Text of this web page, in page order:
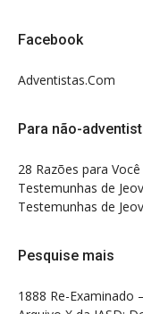
Facebook
Adventistas.Com
Para não-
28 Razões para
Testemunhas de
Testemunhas de
Pesquise mais
1888 Re-Examinado